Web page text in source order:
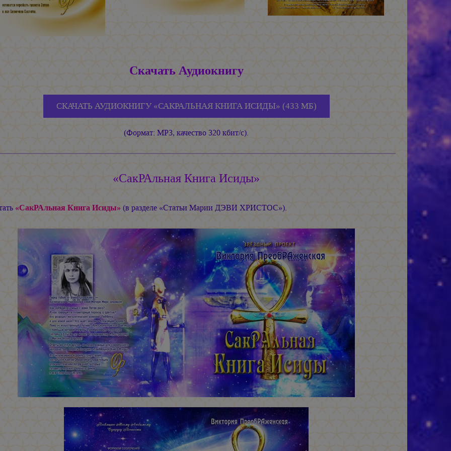
Скачать Аудиокнигу
СКАЧАТЬ АУДИОКНИГУ «САКРАЛЬНАЯ КНИГА ИСИДЫ» (433 МБ)
(Формат: MP3, качество 320 кбит/с).
«СакРАльная Книга Исиды»
«СакРАльная Книга Исиды» (в разделе «Статьи Марии ДЭВИ ХРИСТОС»).